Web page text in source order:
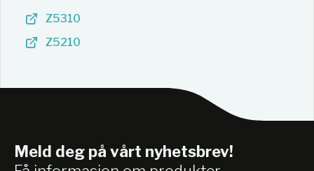
Z5310
Z5210
Meld deg på vårt nyhetsbrev!